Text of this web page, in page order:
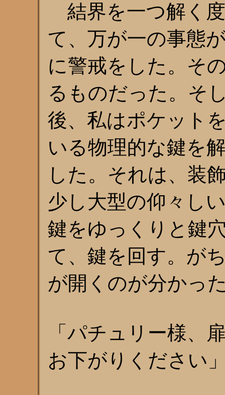
結界を一つ解く
て、万が一の事態
に警戒をした。そ
るものだった。そ
後、私はポケット
いる物理的な鍵を
した。それは、装
少し大型の仰々し
鍵をゆっくりと鍵
て、鍵を回す。が
が開くのが分かっ
「パチュリー様、
お下がりください